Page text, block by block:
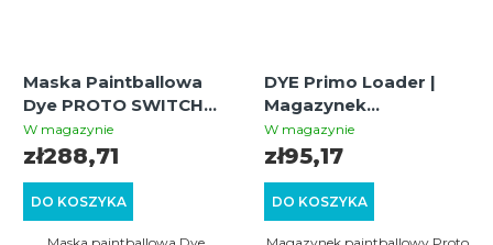
Maska Paintballowa
Dye PROTO SWITCH
FS (Olive) | Szkło
Termiczne |
W magazynie
DO KOSZYKA
zł288,71
DYE Primo Loader |
Magazynek
Paintballowy Bez
Elektroniki |
W magazynie
DO KOSZYKA
zł95,17